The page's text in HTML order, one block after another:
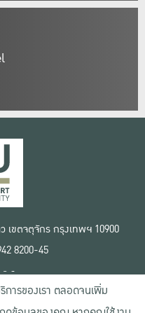
เขตจตุจักร กรุงเทพฯ 10900
8200-45
ว็บไซต์
ช้งาน
วนตัว
การของเรา ตลอดจนเพิ่ม